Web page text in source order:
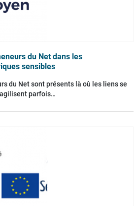
du Net dans les
sensibles
du Net sont présents là où les liens se
parfois…